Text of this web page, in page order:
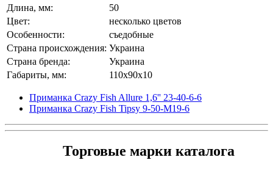
Длина, мм:
50
Цвет:
несколько цветов
Особенности:
съедобные
Страна происхождения: Украина
Страна бренда:
Украина
Габариты, мм:
110x90x10
Приманка Crazy Fish Allure 1,6'' 23-40-6-6
Приманка Crazy Fish Tipsy 9-50-M19-6
Торговые марки каталога